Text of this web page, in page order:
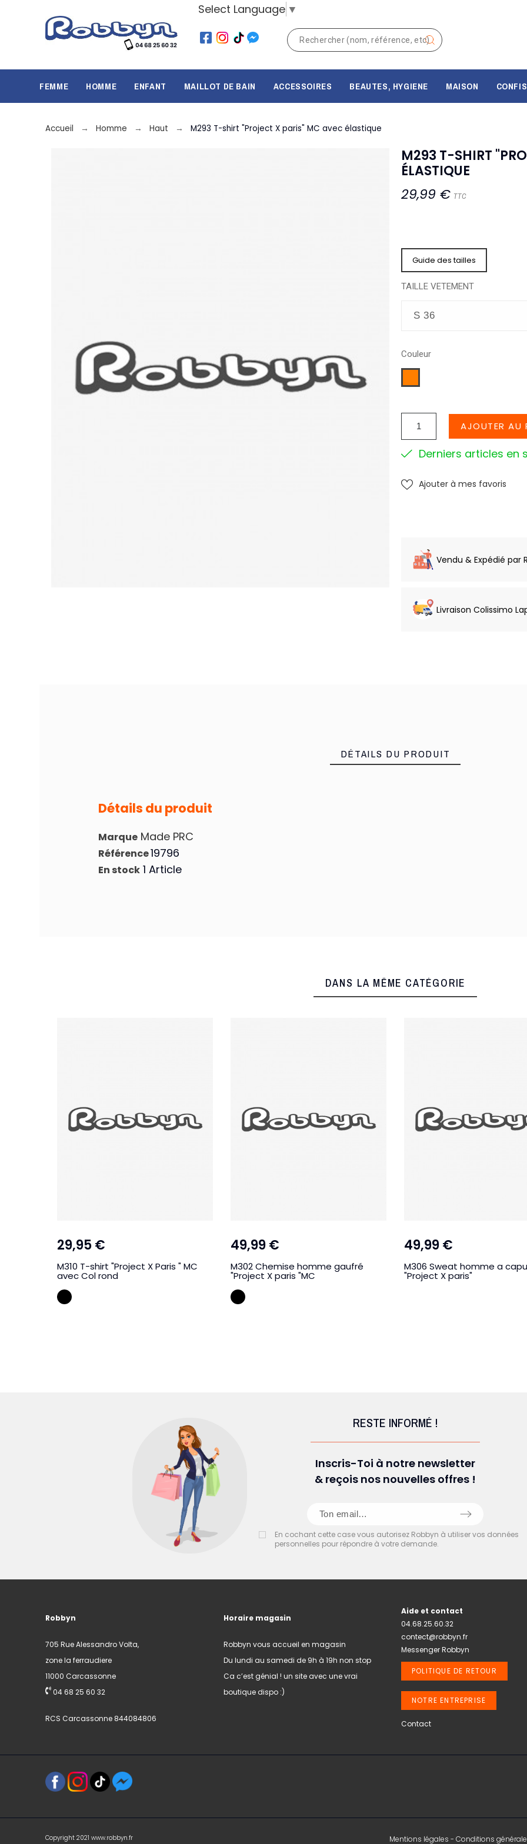
Select Language ▼
FEMME HOMME ENFANT MAILLOT DE BAIN ACCESSOIRES BEAUTES, HYGIENE MAISON
Accueil Homme Haut M293 T-shirt "Project X paris" MC avec élastique
M293 T-SHIRT
ÉLASTIQUE
29,99 € TTC
Guide des tailles
TAILLE VETEMENT
Couleur
AJOUTER AU
Derniers articles en
Ajouter à mes favoris
Vendu & Expédié par
Livraison Colissimo
DÉTAILS DU PRODUIT
Détails du produit
Marque Made PRC
Référence19796
En stock 1 Article
DANS LA MÊME CATÉGORIE
29,95 €
M310 T-shirt "Project X Paris " MC
avec Col rond
BLEU ROYAL
49,99 €
M302 Chemise homme gaufré
"Project X paris "MC
Bleu jean
49,99 €
M306 Sweat homme a
"Project X paris"
RESTE INFORMÉ !
Inscris-Toi à notre newsletter
& reçois nos nouvelles offres !
En cochant cette case vous autorisez Robbyn à utiliser vos données
personnelles pour répondre à votre demande.
Robbyn
705 Rue Alessandro Volta,
zone la ferraudiere
11000 Carcassonne
04 68 25 60 32
RCS Carcassonne 844084806
Horaire magasin
Robbyn vous accueil en magasin
Du lundi au samedi de 9h à 19h non stop
Ca c’est génial ! un site avec une vrai
boutique dispo :)
Aide et contact
04.68.25.60.32
contect@robbyn.fr
Messenger Robbyn
POLITIQUE DE RETOUR
NOTRE ENTREPRISE
Contact
Copyright 2021 www.robbyn.fr Mentions légales - Conditions